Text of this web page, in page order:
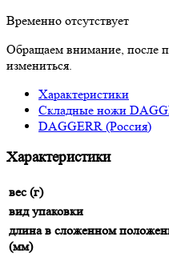
Временно отсутствует
Обращаем внимание, после
измениться.
Характеристики
Складные ножи
DAGGERR (Россия)
Характеристики
вес (г)
вид упаковки
длина в сложенном
(мм)